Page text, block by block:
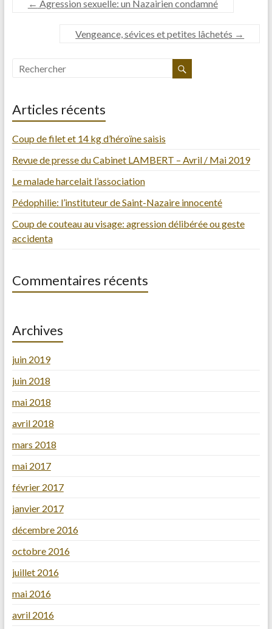
← Agression sexuelle: un Nazairien condamné
Vengeance, sévices et petites lâchetés →
Articles récents
Coup de filet et 14 kg d’héroïne saisis
Revue de presse du Cabinet LAMBERT – Avril / Mai 2019
Le malade harcelait l’association
Pédophilie: l’instituteur de Saint-Nazaire innocenté
Coup de couteau au visage: agression délibérée ou geste
accidenta
Commentaires récents
Archives
juin 2019
juin 2018
mai 2018
avril 2018
mars 2018
mai 2017
février 2017
janvier 2017
décembre 2016
octobre 2016
juillet 2016
mai 2016
avril 2016